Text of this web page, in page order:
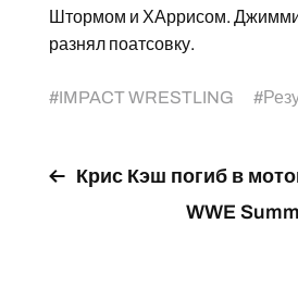
Штормом и ХАррисом. Джимми
разнял поатсовку.
#IMPACT WRESTLING #
Крис Кэш погиб в
WWE